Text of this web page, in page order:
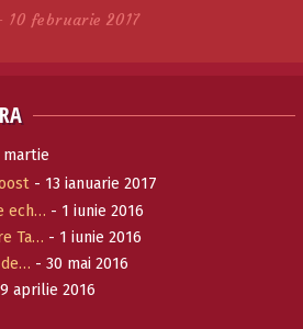
10 februarie 2017
martie
- 13 ianuarie 2017
ech… - 1 iunie 2016
Ta… - 1 iunie 2016
- 30 mai 2016
aprilie 2016